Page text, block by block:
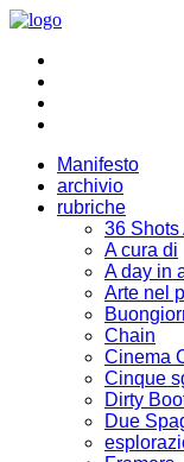
Manifesto
archivio
rubriche
36 Shots
A cura di
A day in
Arte nel
Chain
Cinema
Cinque
Dirty
Due